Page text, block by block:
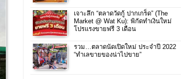
เจาะลึก “ตลาดวัดกู้ ปากเกร็ด” (The
Market @ Wat Ku): พิกัดทำเงินใหม่
โปรแรงขายฟรี 3 เดือน
รวม…ตลาดนัดเปิดใหม่ ประจำปี 2022
“ทำเลขายของน่าไปขาย”